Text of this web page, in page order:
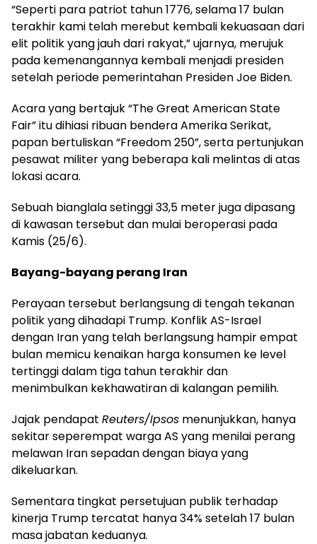
“Seperti para patriot tahun 1776, selama 17 bulan
terakhir kami telah merebut kembali kekuasaan dari
elit politik yang jauh dari rakyat,” ujarnya, merujuk
pada kemenangannya kembali menjadi presiden
setelah periode pemerintahan Presiden Joe Biden.
Acara yang bertajuk “The Great American State
Fair” itu dihiasi ribuan bendera Amerika Serikat,
papan bertuliskan “Freedom 250”, serta pertunjukan
pesawat militer yang beberapa kali melintas di atas
lokasi acara.
Sebuah bianglala setinggi 33,5 meter juga dipasang
di kawasan tersebut dan mulai beroperasi pada
Kamis (25/6).
Bayang-bayang perang Iran
Perayaan tersebut berlangsung di tengah tekanan
politik yang dihadapi Trump. Konflik AS-Israel
dengan Iran yang telah berlangsung hampir empat
bulan memicu kenaikan harga konsumen ke level
tertinggi dalam tiga tahun terakhir dan
menimbulkan kekhawatiran di kalangan pemilih.
Jajak pendapat Reuters/Ipsos menunjukkan, hanya
sekitar seperempat warga AS yang menilai perang
melawan Iran sepadan dengan biaya yang
dikeluarkan.
Sementara tingkat persetujuan publik terhadap
kinerja Trump tercatat hanya 34% setelah 17 bulan
masa jabatan keduanya.